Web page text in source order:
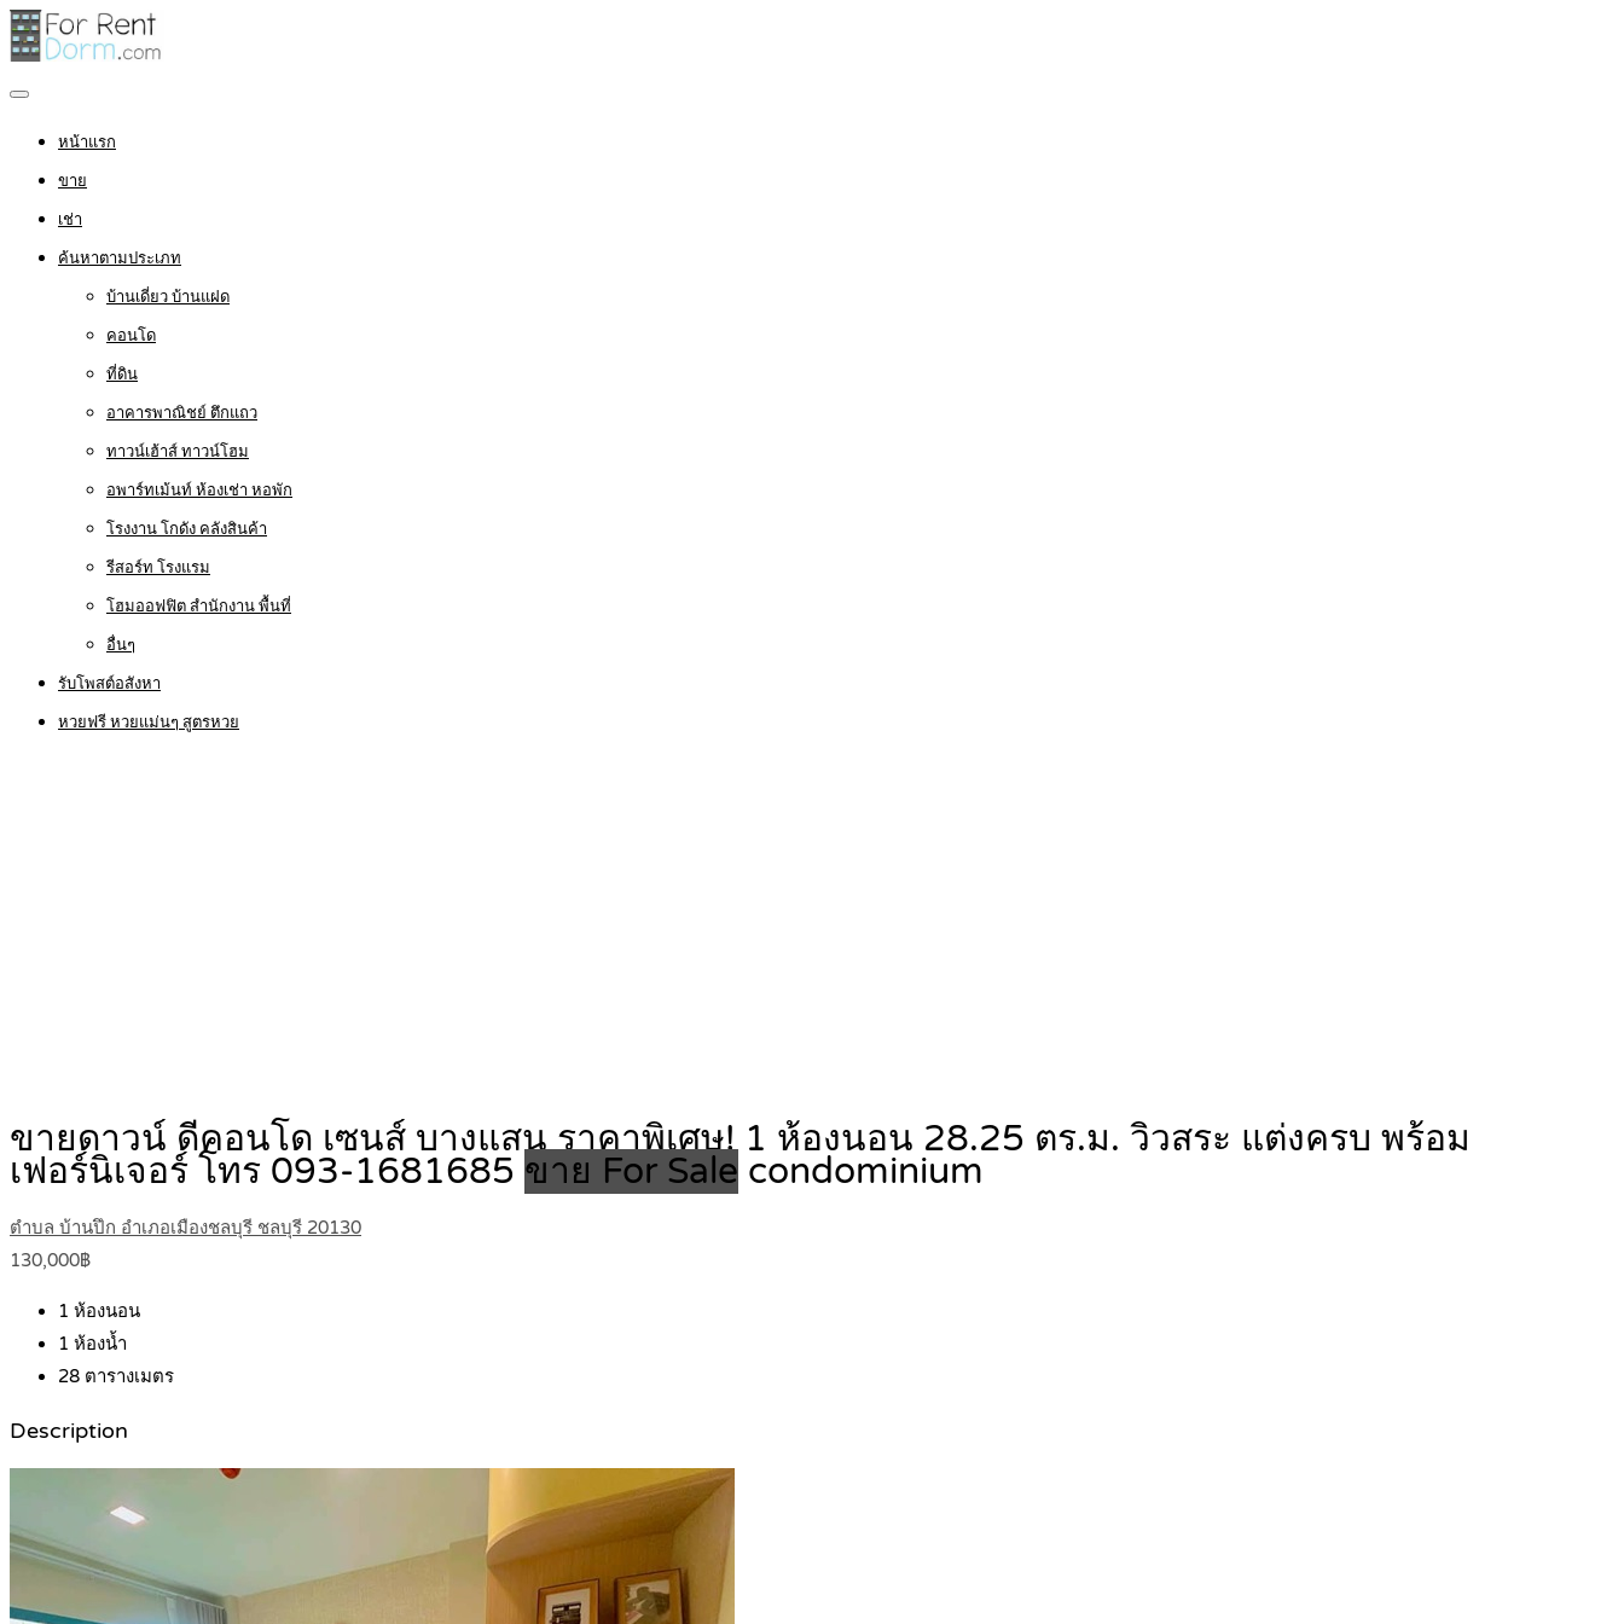
หน้าแรก
ขาย
เช่า
ค้นหาตามประเภท
บ้านเดี่ยว บ้านแฝด
คอนโด
ที่ดิน
อาคารพาณิชย์ ตึกแถว
ทาวน์เฮ้าส์ ทาวน์โฮม
อพาร์ทเม้นท์ ห้องเช่า หอพัก
โรงงาน โกดัง คลังสินค้า
รีสอร์ท โรงแรม
โฮมออฟฟิต สำนักงาน พื้นที่
อื่นๆ
รับโพสต์อสังหา
หวยฟรี หวยแม่นๆ สูตรหวย
ขายดาวน์ ดีคอนโด เซนส์ บางแสน ราคาพิเศษ! 1 ห้องนอน 28.25 ตร.ม. วิวสระ แต่งครบ พร้อม
เฟอร์นิเจอร์ โทร 093-1681685 ขาย For Sale condominium
ตำบล บ้านปึก อำเภอเมืองชลบุรี ชลบุรี 20130
130,000฿
1 ห้องนอน
1 ห้องน้ำ
28 ตารางเมตร
Description